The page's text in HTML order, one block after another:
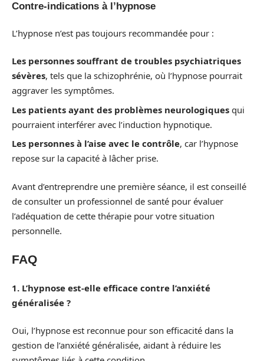
Contre-indications à l’hypnose
L’hypnose n’est pas toujours recommandée pour :
Les personnes souffrant de troubles psychiatriques
sévères, tels que la schizophrénie, où l’hypnose pourrait
aggraver les symptômes.
Les patients ayant des problèmes neurologiques qui
pourraient interférer avec l’induction hypnotique.
Les personnes à l’aise avec le contrôle, car l’hypnose
repose sur la capacité à lâcher prise.
Avant d’entreprendre une première séance, il est conseillé
de consulter un professionnel de santé pour évaluer
l’adéquation de cette thérapie pour votre situation
personnelle.
FAQ
1. L’hypnose est-elle efficace contre l’anxiété
généralisée ?
Oui, l’hypnose est reconnue pour son efficacité dans la
gestion de l’anxiété généralisée, aidant à réduire les